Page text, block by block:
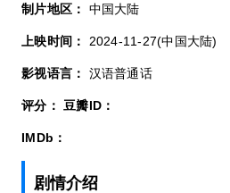
制片地区： 中国大陆
上映时间： 2024-11-27(中国大陆)
影视语言： 汉语普通话
评分： 豆瓣ID：
IMDb：
剧情介绍